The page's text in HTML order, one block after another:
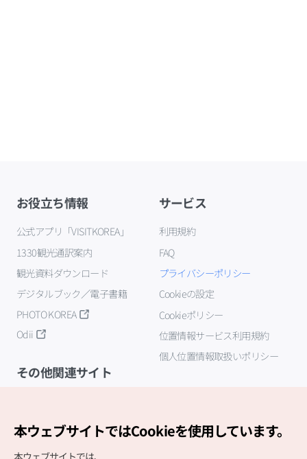
お役立ち情報
公式アプリ「VISITKOREA」
1330観光通訳案内
観光資料ダウンロード
デジタルブック／電子書籍
PHOTO KOREA
Odii
サービス
利用規約
FAQ
プライバシーポリシー
Cookieの設定
Cookieポリシー
位置情報サービス利用規約
個人位置情報取扱いポリシー
その他関連サイト
本ウェブサイトではCookieを使用しています。
本ウェブサイトでは、